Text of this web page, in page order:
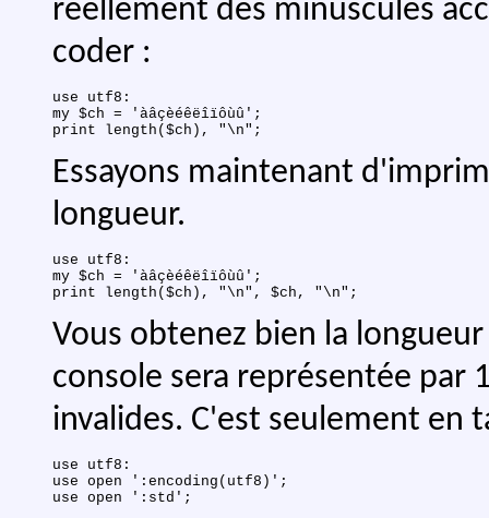
réellement des minuscules
coder :
use utf8:
my $ch = 'àâçèéêëîïôùû';
Essayons maintenant
longueur.
use utf8:
my $ch = 'àâçèéêëîïôùû';
Vous obtenez bien la
console sera représentée par
invalides. C'est seulement en
use utf8:
use open ':encoding(utf8)';
use open ':std';